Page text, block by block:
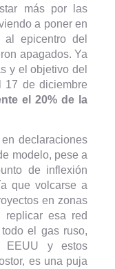
más por las
a poner en
al epicentro del
apagados. Ya
y el objetivo del
17 de diciembre
el 20% de la
declaraciones
modelo, pese a
de inflexión
que volcarse a
en zonas
replicar esa red
el gas ruso,
EEUU y estos
es una puja